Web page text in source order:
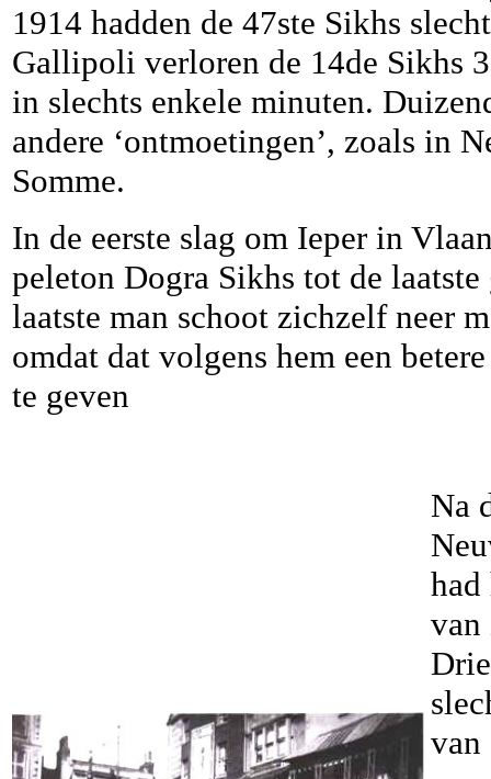
1914 hadden de 47ste Sikhs
Gallipoli verloren de 14de Sikhs
in slechts enkele minuten.
andere ‘ontmoetingen’, zoals in
Somme.
In de eerste slag om Ieper in
peleton Dogra Sikhs tot de laatste
laatste man schoot zichzelf neer
omdat dat volgens hem een
te geven
Na
had
van
van